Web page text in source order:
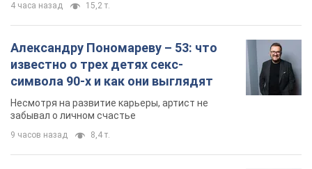
4 часа назад 15,2 т.
Александру Пономареву – 53: что
известно о трех детях секс-
символа 90-х и как они выглядят
Несмотря на развитие карьеры, артист не
забывал о личном счастье
9 часов назад 8,4 т.